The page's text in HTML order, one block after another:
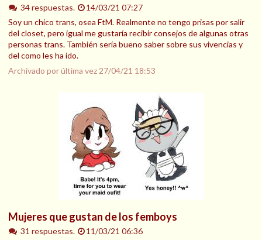
34 respuestas.
14/03/21 07:27
Soy un chico trans, osea FtM. Realmente no tengo prisas por salir
del closet, pero igual me gustaría recibir consejos de algunas otras
personas trans. También sería bueno saber sobre sus vivencias y
del como les ha ido.
Archivado por última vez 27/04/21 18:53
Mujeres que gustan de los femboys
31 respuestas.
11/03/21 06:36